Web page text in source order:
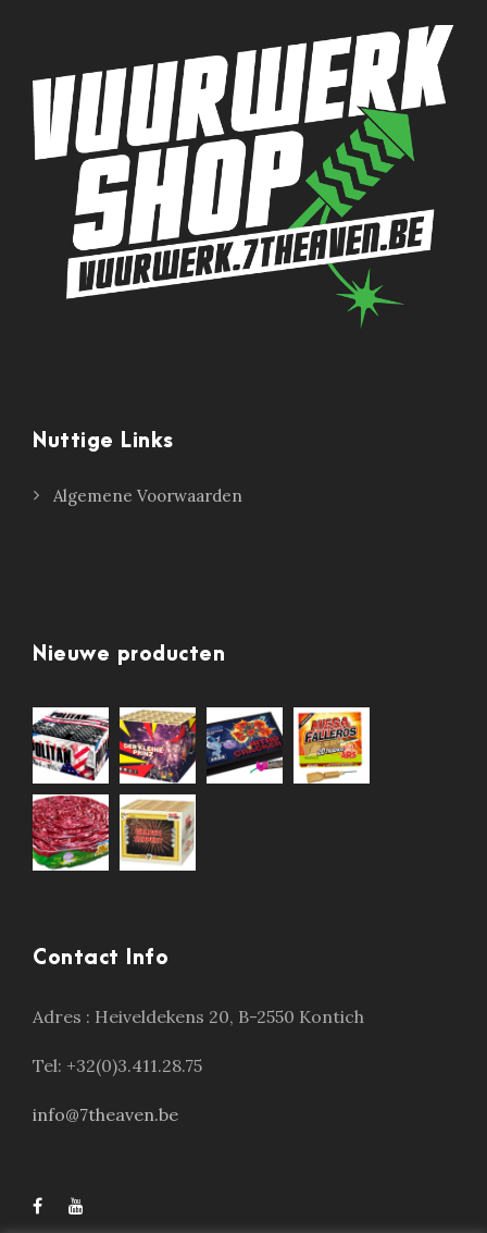
Nuttige Links
Algemene Voorwaarden
Nieuwe producten
Contact Info
Adres : Heiveldekens 20, B-2550 Kontich
Tel: +32(0)3.411.28.75
info@7theaven.be